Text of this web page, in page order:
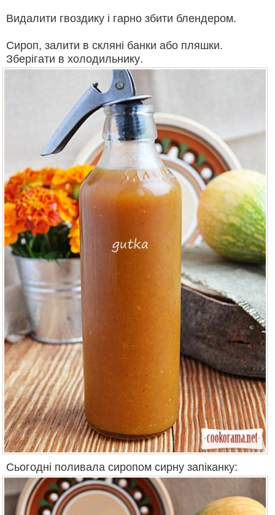
Видалити гвоздику і гарно збити блендером.
Сироп, залити в скляні банки або пляшки.
Зберігати в холодильнику.
Сьогодні поливала сиропом сирну запіканку: